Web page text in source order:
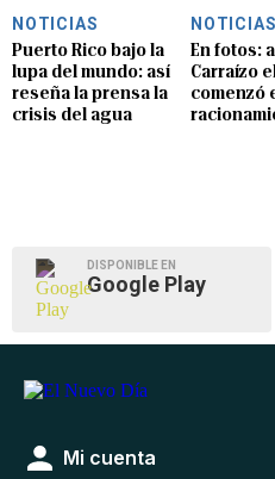
NOTICIAS
Puerto Rico bajo la
lupa del mundo: así
reseña la prensa la
crisis del agua
NOTICIAS
En fotos:
Carraízo
comenzó
DISPONIBLE EN
Google Play
Mi cuenta